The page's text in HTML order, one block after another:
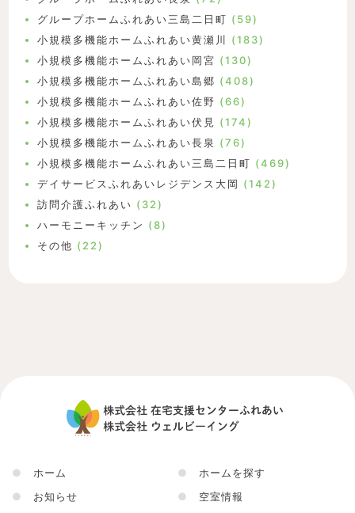
グループホームふれあい三島二日町 (59)
小規模多機能ホームふれあい黄瀬川
(183)
小規模多機能ホームふれあい岡宮 (130)
小規模多機能ホームふれあい島郷 (408)
小規模多機能ホームふれあい佐野 (66)
小規模多機能ホームふれあい伏見
(174)
小規模多機能ホームふれあい長泉 (76)
小規模多機能ホームふれあい三島二日町 (469)
デイサービスふれあいレジデンス大岡 (142)
訪問介護ふれあい (32)
ハーモニーキッチン (8)
その他 (22)
●
ホーム
●
お知らせ
●
ホームを探す
●
空室情報